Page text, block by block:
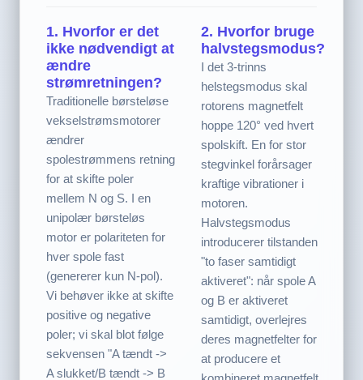
1. Hvorfor er det
ikke nødvendigt at
ændre
strømretningen?
Traditionelle børsteløse
vekselstrømsmotorer
ændrer
spolestrømmens retning
for at skifte poler
mellem N og S. I en
unipolær børsteløs
motor er polariteten for
hver spole fast
(genererer kun N-pol).
Vi behøver ikke at skifte
positive og negative
poler; vi skal blot følge
sekvensen "A tændt ->
A slukket/B tændt -> B
2. Hvorfor bruge
halvstegsmodus?
I det 3-trinns
helstegsmodus skal
rotorens magnetfelt
hoppe 120° ved hvert
spolskift. En for stor
stegvinkel forårsager
kraftige vibrationer i
motoren.
Halvstegsmodus
introducerer tilstanden
"to faser samtidigt
aktiveret": når spole A
og B er aktiveret
samtidigt, overlejres
deres magnetfelter for
at producere et